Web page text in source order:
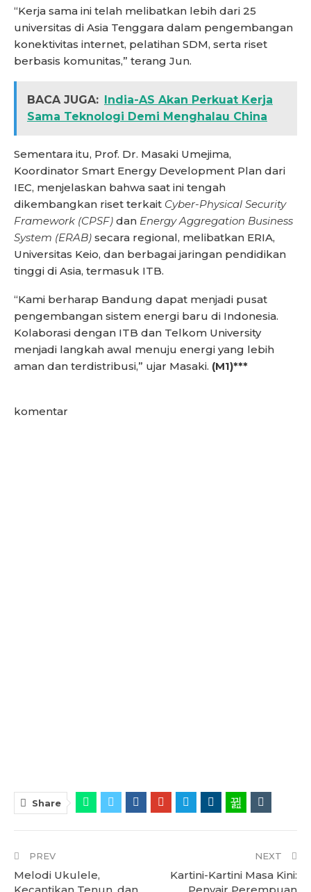
“Kerja sama ini telah melibatkan lebih dari 25
universitas di Asia Tenggara dalam pengembangan
konektivitas internet, pelatihan SDM, serta riset
berbasis komunitas,” terang Jun.
BACA JUGA: India-AS Akan Perkuat Kerja
Sama Teknologi Demi Menghalau China
Sementara itu, Prof. Dr. Masaki Umejima,
Koordinator Smart Energy Development Plan dari
IEC, menjelaskan bahwa saat ini tengah
dikembangkan riset terkait Cyber-Physical Security
Framework (CPSF) dan Energy Aggregation Business
System (ERAB) secara regional, melibatkan ERIA,
Universitas Keio, dan berbagai jaringan pendidikan
tinggi di Asia, termasuk ITB.
“Kami berharap Bandung dapat menjadi pusat
pengembangan sistem energi baru di Indonesia.
Kolaborasi dengan ITB dan Telkom University
menjadi langkah awal menuju energi yang lebih
aman dan terdistribusi,” ujar Masaki. (M1)***
komentar
Share
PREV
Melodi Ukulele,
NEXT
Kartini-Kartini Masa Kini: